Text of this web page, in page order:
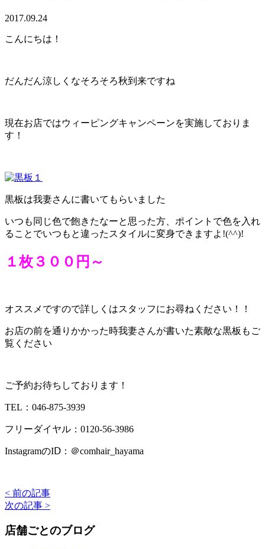
2017.09.24
こんにちは！
だんだん涼しくなそろそろ秋到来ですね
現在お店ではウィーピングキャンペーンを実施しておりま
す！
黒板は我妻さんに書いてもらいました
いつも同じ色で飽きたなーと思った方、ポイントで色を入れ
ることでいつもと違ったスタイルに変身できますよ!(^^)!
１枚３００円～
オススメですので詳しくはスタッフにお尋ねください！！
お店の前を通りかかった時我妻さんが書いた素敵な黒板もご
覧ください
ご予約お待ちしております！
TEL：046-875-3939
フリーダイヤル：0120-56-3986
InstagramのIⅮ：＠comhair_hayama
< 前の記事
次の記事 >
店舗ごとのブログ